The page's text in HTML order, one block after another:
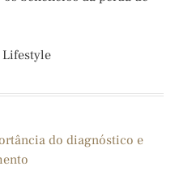
Lifestyle